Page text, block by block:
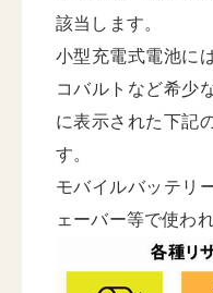
該当します。
小型充電式電池に
コバルトなど希少
に表示された下記
す。
モバイルバッテリ
ェーバー等で使わ